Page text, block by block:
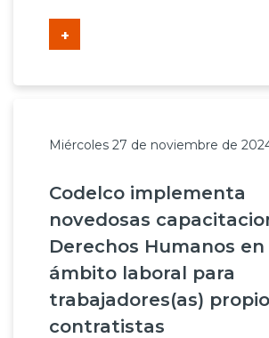
+
Miércoles 27 de noviembre de
Codelco implementa
novedosas
Derechos Humanos en
ámbito laboral para
trabajadores(as)
contratistas